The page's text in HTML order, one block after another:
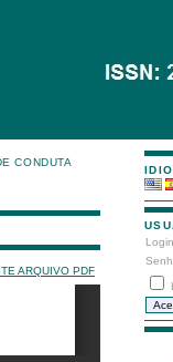
Login
CONDUTA
ARQUIVO PDF